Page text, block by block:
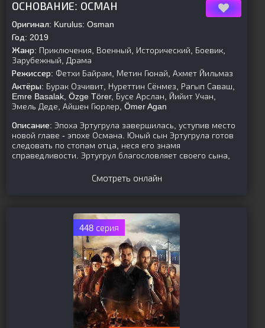
ОСНОВАНИЕ: ОСМАН
Оригинал: Kurulus: Osman
Год: 2019
Жанр: Приключения, Военный, Исторический, Боевик,
Зарубежный, Драма
Режиссер: Фетхи Байрам, Метин Гюнай, Ахмет Йильмаз
Актёры: Бурак Озчивит, Нуреттин Сёнмез, Рагып Саваш,
Emre Basalak, Özge Törer, Бусе Арслан, Йийит Учан,
Эмель Деде, Айшен Гюрлер, Ömer Agan
Описание: Эпоха Эртугрула завершилась, уступив место
новой главе - эпохе Османа. Юный сын Эртугрула готов
следовать по стопам отца, неся его знамя
справедливости. Эртугрул благословляет своего сына,
Смотреть онлайн
448 серия